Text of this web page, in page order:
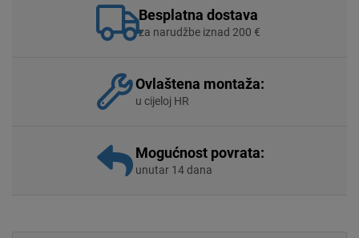
Besplatna dostava
za narudžbe iznad 200 €
Ovlaštena montaža:
u cijeloj HR
Mogućnost povrata:
unutar 14 dana